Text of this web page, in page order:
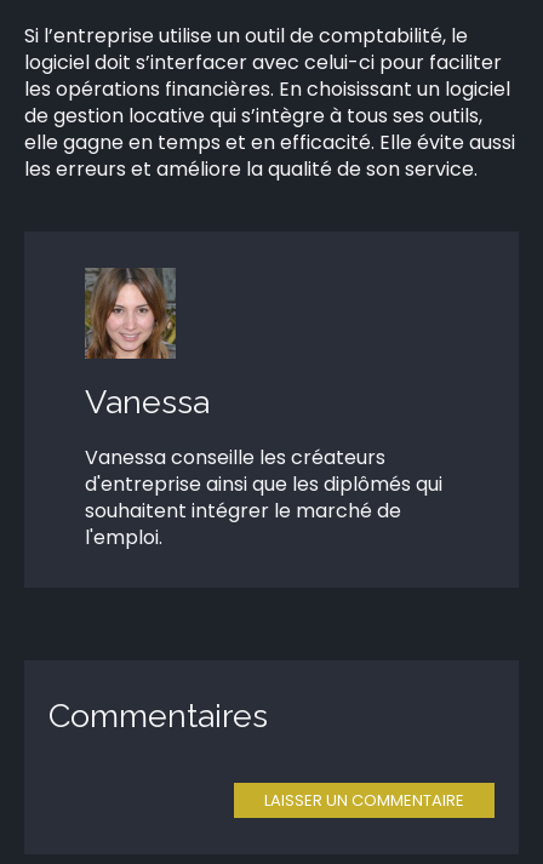
Si l’entreprise utilise un outil de comptabilité, le
logiciel doit s’interfacer avec celui-ci pour faciliter
les opérations financières. En choisissant un logiciel
de gestion locative qui s’intègre à tous ses outils,
elle gagne en temps et en efficacité. Elle évite aussi
les erreurs et améliore la qualité de son service.
Vanessa
Vanessa conseille les créateurs
d'entreprise ainsi que les diplômés qui
souhaitent intégrer le marché de
l'emploi.
Commentaires
LAISSER UN COMMENTAIRE